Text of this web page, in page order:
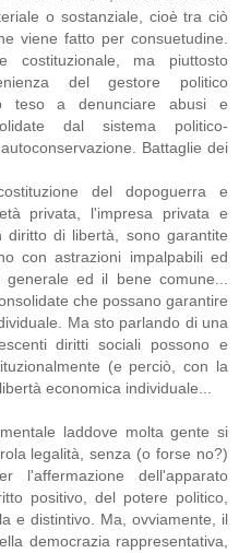
o sostanziale, cioè tra ciò
viene fatto per consuetudine.
costituzionale, ma piuttosto
del gestore politico
teso a denunciare abusi e
dal sistema politico-
Battaglie dei
del dopoguerra e
privata, l'impresa privata e
diritto di libertà, sono garantite
con astrazioni impalpabili ed
generale ed il bene comune...
che possano garantire
Ma sto parlando di una
diritti sociali possono e
(e perciò, con la
economica individuale...
laddove molta gente si
legalità, senza (o forse no?)
l'affermazione dell'apparato
positivo, del potere politico,
e distintivo. Ma, ovviamente, il
democrazia rappresentativa,